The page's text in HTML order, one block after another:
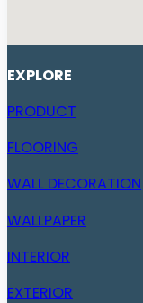
EXPLORE
PRODUCT
FLOORING
WALL DECORATION
WALLPAPER
INTERIOR
EXTERIOR